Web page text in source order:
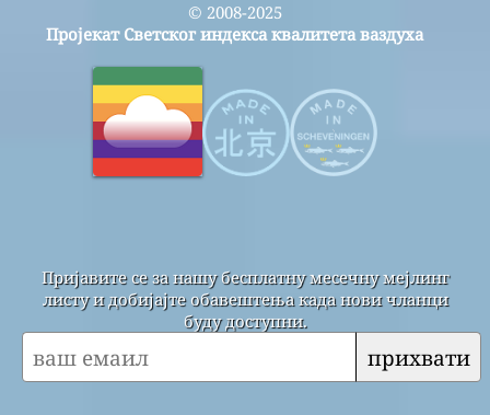
© 2008-2025
Пројекат Светског индекса квалитета ваздуха
Пријавите се за нашу бесплатну месечну мејлинг
листу и добијајте обавештења када нови чланци
буду доступни.
прихвати